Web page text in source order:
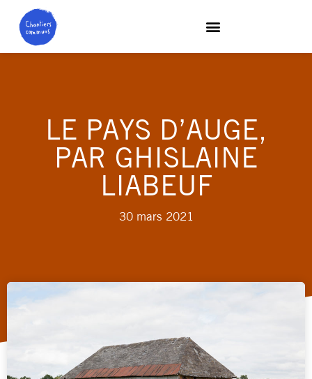
LE PAYS D’AUGE,
PAR GHISLAINE
LIABEUF
30 mars 2021